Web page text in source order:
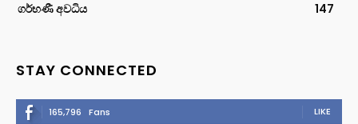
ගර්භණී අවධිය
147
STAY CONNECTED
165,796 Fans LIKE